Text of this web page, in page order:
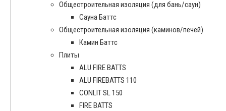
Общестроительная изоляция (для бань/саун)
Сауна Баттс
Общестроительная изоляция (каминов/печей)
Камин Баттс
Плиты
ALU FIRE BATTS
ALU FIREBATTS 110
CONLIT SL 150
FIRE BATTS